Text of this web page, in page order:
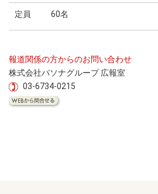
定員 60名
報道関係の方からのお問い合わせ
株式会社パソナグループ 広報室
03-6734-0215